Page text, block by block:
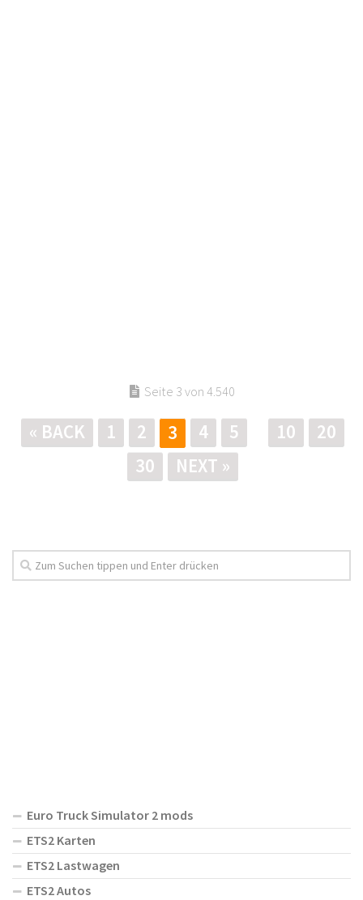
Seite 3 von 4.540
« BACK 1 2 3 4 5 10
20
30
NEXT »
Euro Truck Simulator 2 mods
ETS2 Karten
ETS2 Lastwagen
ETS2 Autos